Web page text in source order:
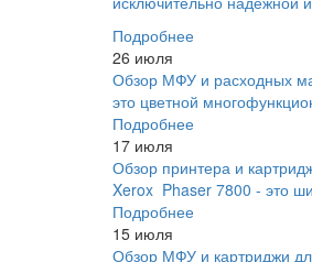
Подробнее
26 июля
Обзор МФУ и расходных
это цветной
Подробнее
17 июля
Обзор принтера и
Xerox Phaser 7800 - это
Подробнее
15 июля
Обзор МФУ и картриджи